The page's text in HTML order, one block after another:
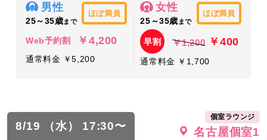
男性
25～35歳まで
ほぼ満員
Web予約割 ￥4,200
通常料金 ￥5,200
女性
25～35歳 まで
ほぼ満員
早割 ￥1,200 ￥400
通常料金 ￥1,700
8/19 （水） 17:30〜
個室ラウンジ
名古屋個室1